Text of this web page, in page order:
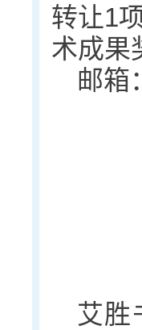
转让1
术成果
邮箱
艾胜